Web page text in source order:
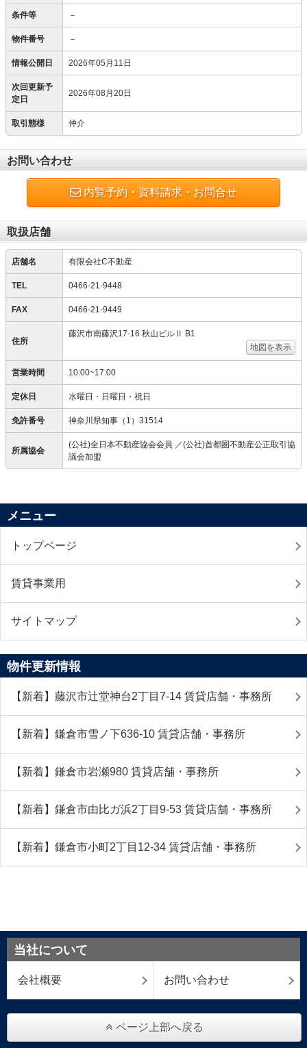
条件等 －
物件番号 －
情報公開日 2026年05月11日
次回更新予
定日
2026年08月20日
取引態様 仲介
お問い合わせ
内覧予約・資料請求・お問合せ
取扱店舗
店舗名 有限会社C不動産
TEL 0466-21-9448
FAX 0466-21-9449
住所
藤沢市南藤沢17-16 秋山ビルⅡ B1
地図を表示
営業時間 10:00~17:00
定休日 水曜日・日曜日・祝日
免許番号 神奈川県知事（1）31514
所属協会
(公社)全日本不動産協会会員 ／(公社)首都圏不動産公正取引協
議会加盟
メニュー
トップページ
賃貸事業用
サイトマップ
物件更新情報
【新着】藤沢市辻堂神台2丁目7-14 賃貸店舗・事務所
【新着】鎌倉市雪ノ下636-10 賃貸店舗・事務所
【新着】鎌倉市岩瀬980 賃貸店舗・事務所
【新着】鎌倉市由比ガ浜2丁目9-53 賃貸店舗・事務所
【新着】鎌倉市小町2丁目12-34 賃貸店舗・事務所
当社について
会社概要 お問い合わせ
ページ上部へ戻る